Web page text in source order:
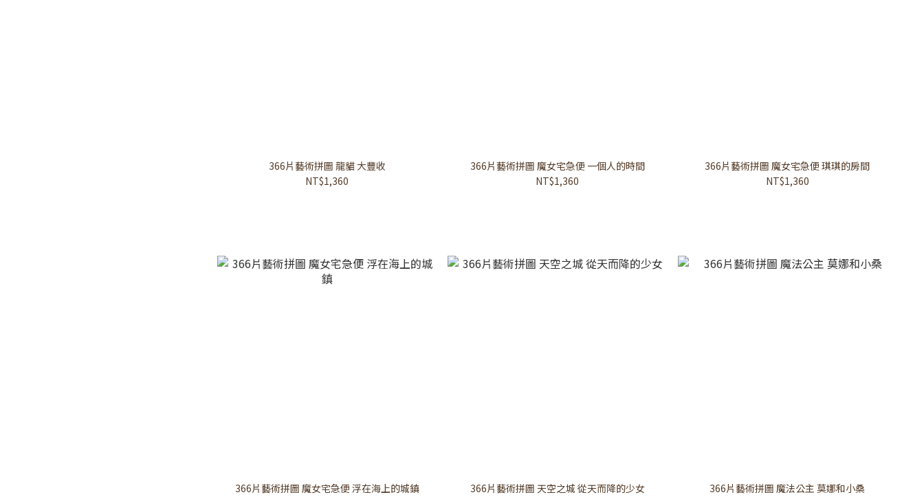
366片藝術拼圖 龍貓 大豐收
NT$1,360
366片藝術拼圖 魔女宅急便 一個人的時間
NT$1,360
366片藝術拼圖 魔女宅急便 琪琪的房間
NT$1,360
366片藝術拼圖 魔女宅急便 浮在海上的城鎮
366片藝術拼圖 天空之城 從天而降的少女
366片藝術拼圖 魔法公主 莫娜和小桑